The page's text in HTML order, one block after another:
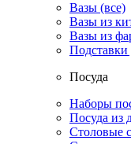
Вазы (все)
Вазы из
Вазы из
Подставки
Посуда
Наборы
Посуда из
Столовые